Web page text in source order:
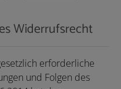
Widerrufsrecht
erforderliche
und Folgen des